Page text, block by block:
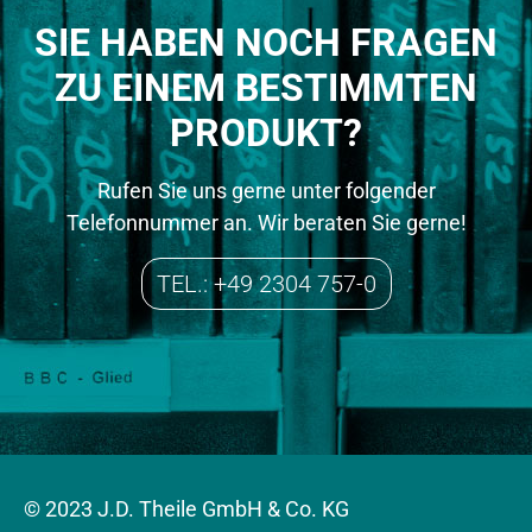
SIE HABEN NOCH FRAGEN
ZU EINEM BESTIMMTEN
PRODUKT?
Rufen Sie uns gerne unter folgender
Telefonnummer an. Wir beraten Sie gerne!
TEL.: +49 2304 757-0
© 2023 J.D. Theile GmbH & Co. KG